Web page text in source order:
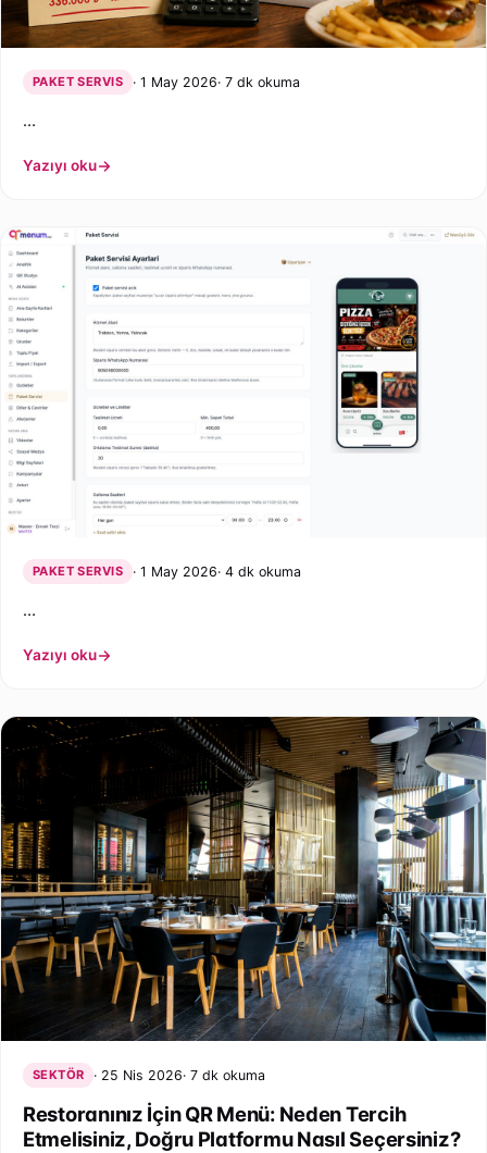
PAKET SERVIS 1 May 2026 7 dk okuma
…
Yazıyı oku
PAKET SERVIS 1 May 2026 4 dk okuma
…
Yazıyı oku
SEKTÖR 25 Nis 2026 7 dk okuma
Restoranınız İçin QR Menü: Neden Tercih
Etmelisiniz, Doğru Platformu Nasıl Seçersiniz?